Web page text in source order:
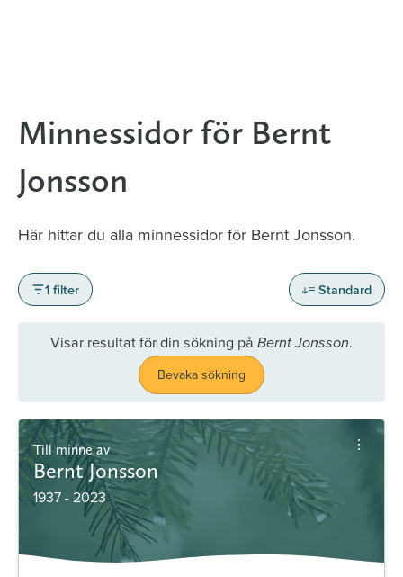
Minnessidor för Bernt
Jonsson
Här hittar du alla minnessidor för Bernt Jonsson.
1 filter Standard
Visar resultat för din sökning på Bernt Jonsson.
Bevaka sökning
Till minne av
Bernt Jonsson
1937 - 2023